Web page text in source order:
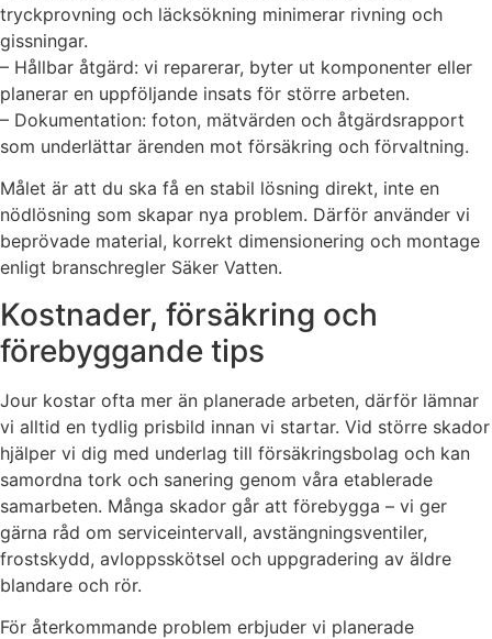
tryckprovning och läcksökning minimerar rivning och
gissningar.
– Hållbar åtgärd: vi reparerar, byter ut komponenter eller
planerar en uppföljande insats för större arbeten.
– Dokumentation: foton, mätvärden och åtgärdsrapport
som underlättar ärenden mot försäkring och förvaltning.
Målet är att du ska få en stabil lösning direkt, inte en
nödlösning som skapar nya problem. Därför använder vi
beprövade material, korrekt dimensionering och montage
enligt branschregler Säker Vatten.
Kostnader, försäkring och
förebyggande tips
Jour kostar ofta mer än planerade arbeten, därför lämnar
vi alltid en tydlig prisbild innan vi startar. Vid större skador
hjälper vi dig med underlag till försäkringsbolag och kan
samordna tork och sanering genom våra etablerade
samarbeten. Många skador går att förebygga – vi ger
gärna råd om serviceintervall, avstängningsventiler,
frostskydd, avloppsskötsel och uppgradering av äldre
blandare och rör.
För återkommande problem erbjuder vi planerade